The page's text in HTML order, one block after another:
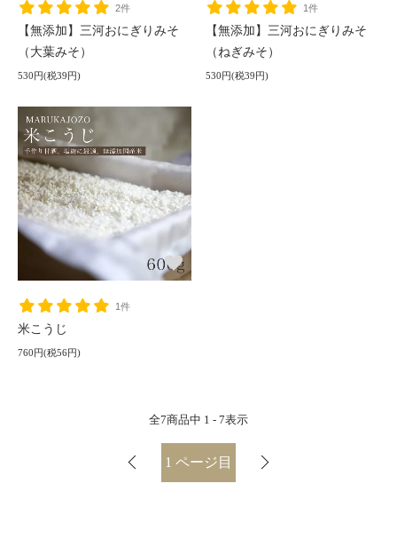
2件
【無添加】三河おにぎりみそ
（大葉みそ）
530円(税39円)
1件
【無添加】三河おにぎりみそ
（ねぎみそ）
530円(税39円)
1件
米こうじ
760円(税56円)
全7商品中 1 - 7表示
1 ページ目